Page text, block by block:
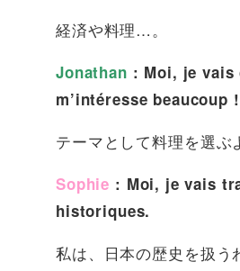
経済や料理…。
Jonathan : Moi, je vais
m’intéresse beaucoup !
テーマとして料理を選ぶ
Sophie : Moi, je vais
historiques.
私は、日本の歴史を扱う